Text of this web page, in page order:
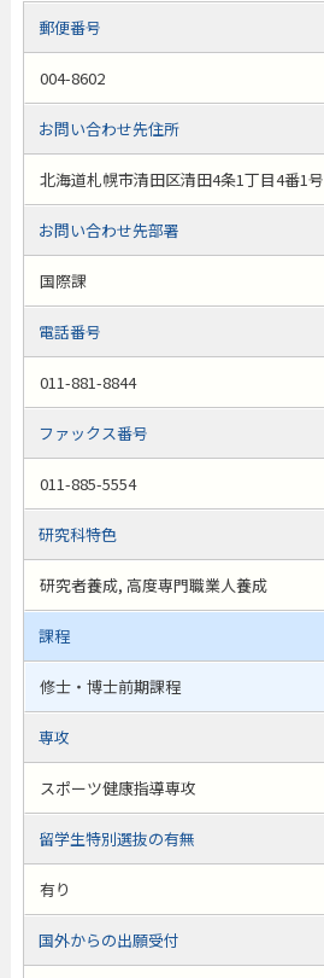
郵便番号
004-8602
お問い合わせ先住所
北海道札幌市清田区清田4条1丁目4番1号
お問い合わせ先部署
国際課
電話番号
011-881-8844
ファックス番号
011-885-5554
研究科特色
研究者養成, 高度専門職業人養成
課程
修士・博士前期課程
専攻
スポーツ健康指導専攻
留学生特別選抜の有無
有り
国外からの出願受付